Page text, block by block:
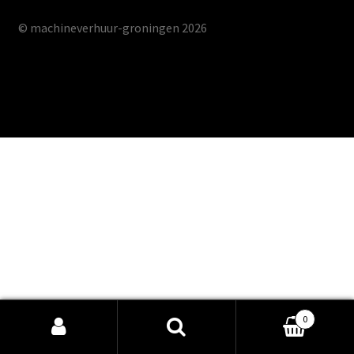
© machineverhuur-groningen 2026
0